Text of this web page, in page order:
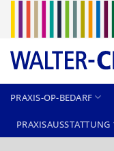
springen
PRAXIS-OP-BEDARF
PRAXISAUSSTATTUNG